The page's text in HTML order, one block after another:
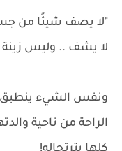
"لا يصف شيئًا من
لا يشف .. وليس زينة
ونفس الشيء ينطبق
الراحة من ناحية